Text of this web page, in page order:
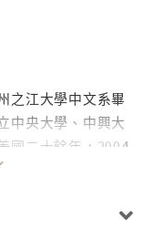
之江大學中文系畢
中央大學、中興大
國二十餘年，2004
主，另有小說、詞
《賣牛記》等書。